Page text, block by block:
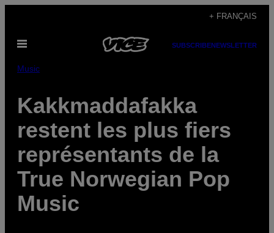
content
+ FRANÇAIS
Open
SUBSCRIBENEWSLETTER
Music
Kakkmaddafakka
restent les plus fiers
représentants de la
True Norwegian Pop
Music